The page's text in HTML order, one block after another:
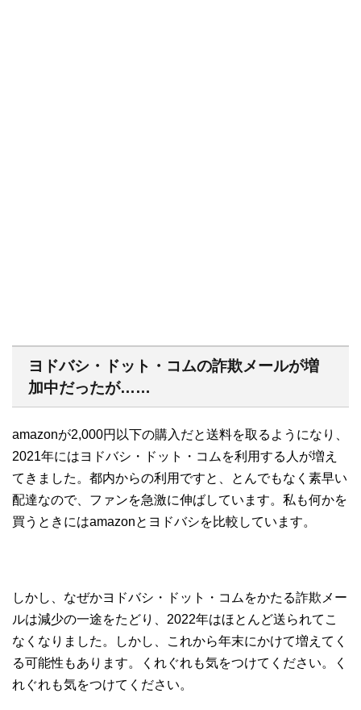
ヨドバシ・ドット・コムの詐欺メールが増
加中だったが……
amazonが2,000円以下の購入だと送料を取るようになり、
2021年にはヨドバシ・ドット・コムを利用する人が増え
てきました。都内からの利用ですと、とんでもなく素早い
配達なので、ファンを急激に伸ばしています。私も何かを
買うときにはamazonとヨドバシを比較しています。
しかし、なぜかヨドバシ・ドット・コムをかたる詐欺メー
ルは減少の一途をたどり、2022年はほとんど送られてこ
なくなりました。しかし、これから年末にかけて増えてく
る可能性もあります。くれぐれも気をつけてください。く
れぐれも気をつけてください。